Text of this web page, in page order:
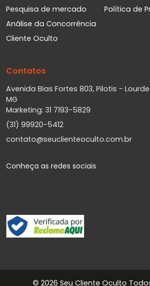
Pesquisa de mercado
Análise da Concorrência
Cliente Oculto
Política de
Contatos
Avenida Bias Fortes 803, Pilotis -
MG
Marketing: 31 7193-5829
(31) 99920-5412
contato@seuclienteoculto.com.br
Conheça as redes sociais
© 2026 Seu Cliente Oculto